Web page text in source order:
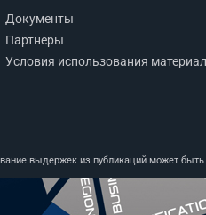
Документы
Партнеры
Условия использования
выдержек из публикаций может